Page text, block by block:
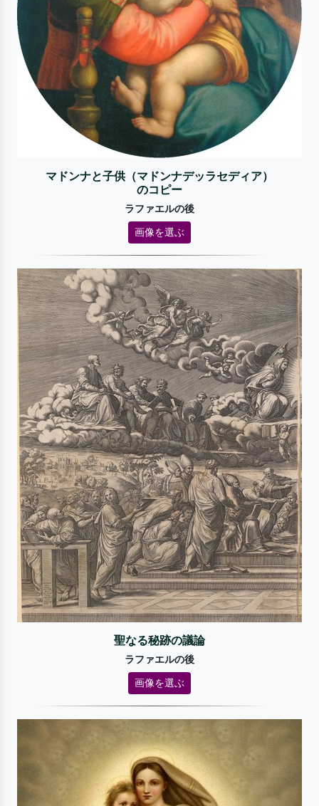
マドンナと子供（マドンナデッラセディア）
のコピー
ラファエルの後
画像を選ぶ
聖なる秘跡の議論
ラファエルの後
画像を選ぶ